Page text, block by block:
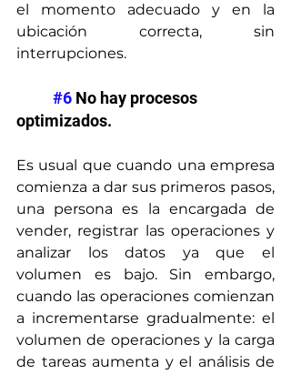
el momento adecuado y en la
ubicación correcta, sin
interrupciones.
#6 No hay procesos
optimizados.
Es usual que cuando una empresa
comienza a dar sus primeros pasos,
una persona es la encargada de
vender, registrar las operaciones y
analizar los datos ya que el
volumen es bajo. Sin embargo,
cuando las operaciones comienzan
a incrementarse gradualmente: el
volumen de operaciones y la carga
de tareas aumenta y el análisis de